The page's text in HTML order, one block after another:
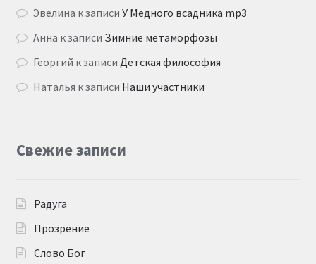
Эвелина к записиУ Медного всадника mp3
Анна к записи Зимние метаморфозы
Георгий к записи Детская философия
Наталья к записи Наши участники
Свежие записи
Радуга
Прозрение
Слово Бог